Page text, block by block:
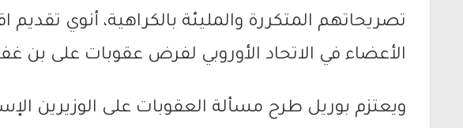
تصريحاتهم المتكررة والمليئة بالكراهية، أنوي تقديم
الأعضاء في الاتحاد الأوروبي لفرض عقوبات على بن
ويعتزم بوريل طرح مسألة العقوبات على الوزيرين